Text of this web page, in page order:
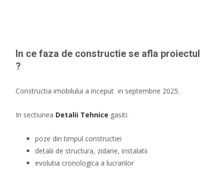
In ce faza de constructie se afla proiectul
?
Constructia imobilului a inceput in septembrie 2025.
In sectiunea Detalii Tehnice gasiti:
poze din timpul constructiei
detalii de structura, zidarie, instalatii
evolutia cronologica a lucrarilor